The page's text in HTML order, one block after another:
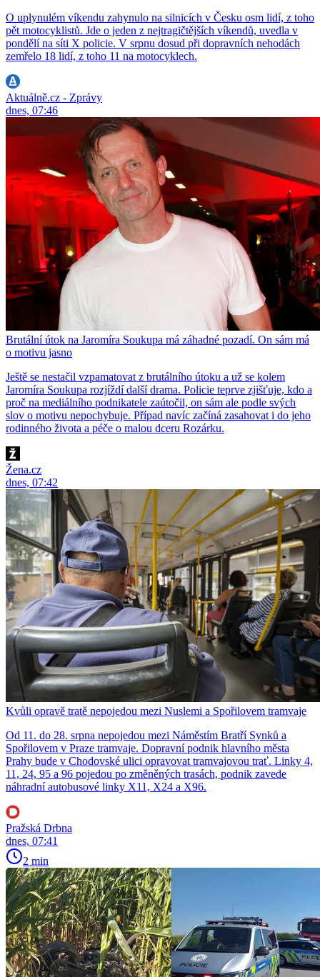
O uplynulém víkendu zahynulo na silnicích v Česku osm lidí, z toho
pět motocyklistů. Jde o jeden z nejtragičtějších víkendů, uvedla v
pondělí na síti X policie. V srpnu dosud při dopravních nehodách
zemřelo 18 lidí, z toho 11 na motocyklech.
Aktuálně.cz - Zprávy
dnes, 07:46
Brutální útok na Jaromíra Soukupa má záhadné pozadí. On sám má
o motivu jasno
Ještě se nestačil vzpamatovat z brutálního útoku a už se kolem
Jaromíra Soukupa rozjíždí další drama. Policie teprve zjišťuje, kdo a
proč na mediálního podnikatele zaútočil, on sám ale podle svých
slov o motivu nepochybuje. Případ navíc začíná zasahovat i do jeho
rodinného života a péče o malou dceru Rozárku.
Žena.cz
dnes, 07:42
Kvůli opravě tratě nepojedou mezi Nuslemi a Spořilovem tramvaje
Od 11. do 28. srpna nepojedou mezi Náměstím Bratří Synků a
Spořilovem v Praze tramvaje. Dopravní podnik hlavního města
Prahy bude v Chodovské ulici opravovat tramvajovou trať. Linky 4,
11, 24, 95 a 96 pojedou po změněných trasách, podnik zavede
náhradní autobusové linky X11, X24 a X96.
Pražská Drbna
dnes, 07:41
2 min